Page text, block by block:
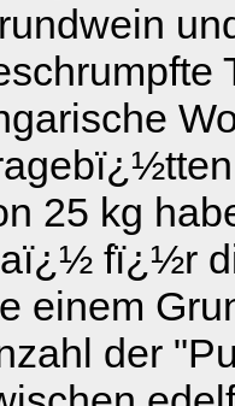
25 kg
fï¿½r
einem
der